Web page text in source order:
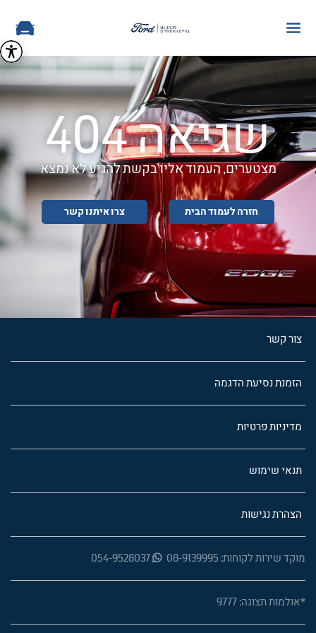
שגיאה 404
מצטערים, העמוד אליו בקשת להגיע לא נמצא
חזרה לעמוד הבית צרו איתנו קשר
צור קשר
הזמנת נסיעת הדגמה
מדיניות פרטיות
תנאי שימוש
הצהרת נגישות
מוקד שירות לקוחות: 08-9139995 054-9528037
*אולמות תצוגה: 9777